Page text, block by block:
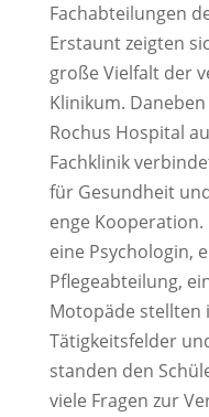
Fachabteilungen
Erstaunt zeigten
große Vielfalt der
Klinikum.
Rochus Hospital
Fachklinik
für Gesundheit
enge Kooperation.
eine Psychologin,
Pflegeabteilung,
Motopäde stellten
Tätigkeitsfelder
standen den
viele Fragen zur